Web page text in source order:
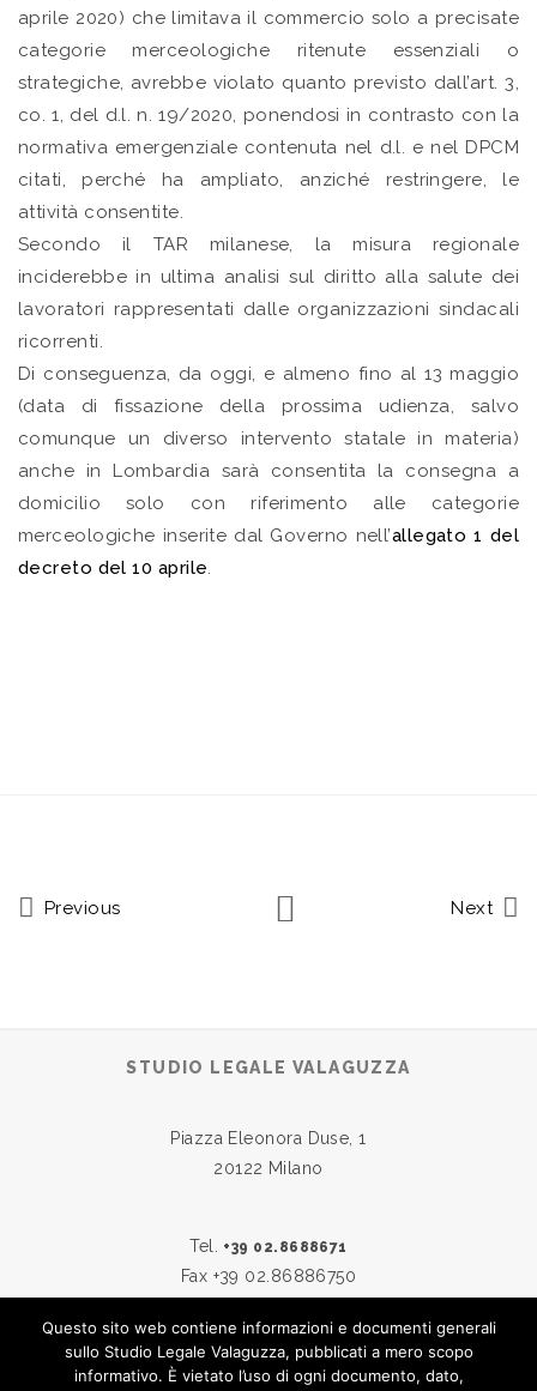
aprile 2020) che limitava il commercio solo a precisate
categorie merceologiche ritenute essenziali o
strategiche, avrebbe violato quanto previsto dall’art. 3,
co. 1, del d.l. n. 19/2020, ponendosi in contrasto con la
normativa emergenziale contenuta nel d.l. e nel DPCM
citati, perché ha ampliato, anziché restringere, le
attività consentite.
Secondo il TAR milanese, la misura regionale
inciderebbe in ultima analisi sul diritto alla salute dei
lavoratori rappresentati dalle organizzazioni sindacali
ricorrenti.
Di conseguenza, da oggi, e almeno fino al 13 maggio
(data di fissazione della prossima udienza, salvo
comunque un diverso intervento statale in materia)
anche in Lombardia sarà consentita la consegna a
domicilio solo con riferimento alle categorie
merceologiche inserite dal Governo nell’allegato 1 del
decreto del 10 aprile.
Previous Next
STUDIO LEGALE VALAGUZZA
Piazza Eleonora Duse, 1
20122 Milano
Tel. +39 02.8688671
Fax +39 02.86886750
Skype:studiovalaguzza
Email:info@studiovalaguzza.it
Questo sito web contiene informazioni e documenti generali
sullo Studio Legale Valaguzza, pubblicati a mero scopo
informativo. È vietato l’uso di ogni documento, dato,